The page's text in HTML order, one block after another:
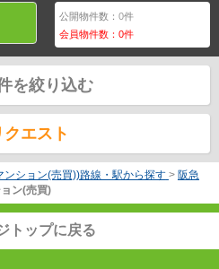
公開物件数：0件
会員物件数：0件
を絞り込む
エスト
ンション(売買))路線・駅から探す > 阪急
ン(売買)
トップに戻る